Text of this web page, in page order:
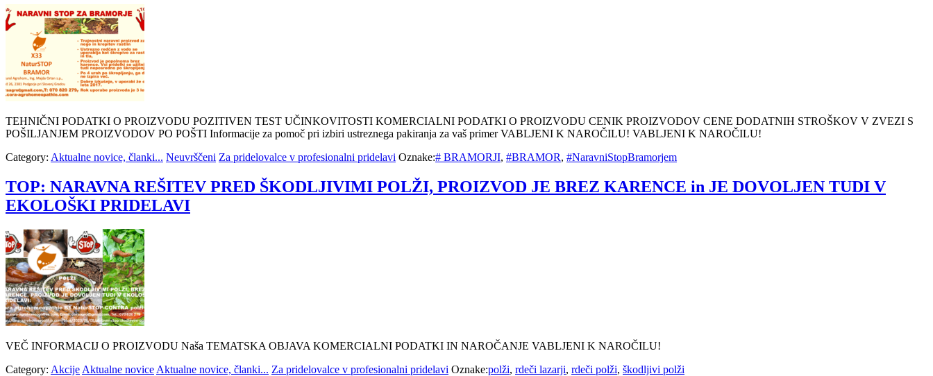
TEHNIČNI PODATKI O PROIZVODU POZITIVEN TEST UČINKOVITOSTI KOMERCIALNI PODATKI O PROIZVODU CENIK PROIZVODOV CENE DODATNIH STROŠKOV V ZVEZI S
POŠILJANJEM PROIZVODOV PO POŠTI Informacije za pomoč pri izbiri ustreznega pakiranja za vaš primer VABLJENI K NAROČILU! VABLJENI K NAROČILU!
Category: Aktualne novice, članki... Neuvrščeni Za pridelovalce v profesionalni pridelavi Oznake:# BRAMORJI, #BRAMOR, #NaravniStopBramorjem
TOP: NARAVNA REŠITEV PRED ŠKODLJIVIMI POLŽI, PROIZVOD JE BREZ KARENCE in JE DOVOLJEN TUDI V
EKOLOŠKI PRIDELAVI
VEČ INFORMACIJ O PROIZVODU Naša TEMATSKA OBJAVA KOMERCIALNI PODATKI IN NAROČANJE VABLJENI K NAROČILU!
Category: Akcije Aktualne novice Aktualne novice, članki... Za pridelovalce v profesionalni pridelavi Oznake:polži, rdeči lazarji, rdeči polži, škodljivi polži